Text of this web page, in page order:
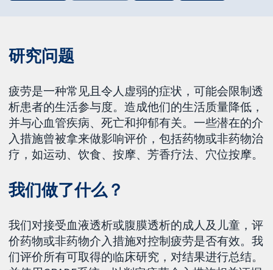
研究问题
疲劳是一种常见且令人虚弱的症状，可能会限制透
析患者的生活参与度。造成他们的生活质量降低，
并与心血管疾病、死亡和抑郁有关。一些潜在的介
入措施曾被拿来做影响评价，包括药物或非药物治
疗，如运动、饮食、按摩、芳香疗法、穴位按摩。
我们做了什么？
我们对接受血液透析或腹膜透析的成人及儿童，评
价药物或非药物介入措施对控制疲劳是否有效。我
们评价所有可取得的临床研究，对结果进行总结。